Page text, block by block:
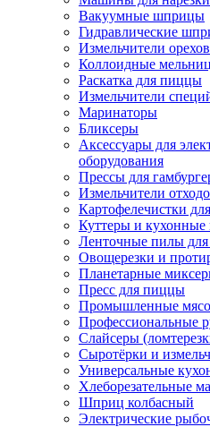
Вакуумные шприцы
Гидравлические
Измельчители орехов
Коллоидные
Раскатка для пиццы
Измельчители
Маринаторы
Бликсеры
Аксессуары для
оборудования
Прессы для
Измельчители
Картофелечистки
Куттеры и кухонные
Ленточные пилы для
Овощерезки и
Планетарные
Пресс для пиццы
Промышленные
Профессиональные
Слайсеры
Сыротёрки и
Универсальные
Хлеборезательные
Шприц колбасный
Электрические